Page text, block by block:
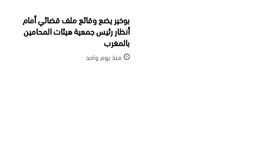
بوخير يضع وقائع ملف قضائي أمام
أنظار رئيس جمعية هيئات المحامين
بالمغرب
منذ يوم واحد